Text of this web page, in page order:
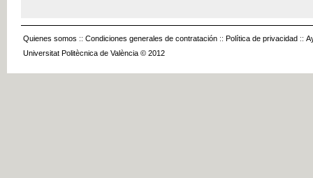
Quienes somos :: Condiciones generales de contratación :: Política de privacidad ::
Universitat Politècnica de València © 2012